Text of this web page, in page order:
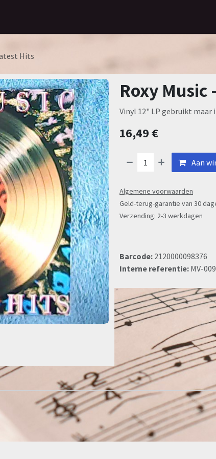
Hits
Roxy
Vinyl 12" LP gebruikt maar
16,49€
Aan
Algemene voorwaarden
Geld-terug-garantie van 30
Verzending: 2-3 werkdagen
Barcode: 2120000098376
Interne referentie: MV-